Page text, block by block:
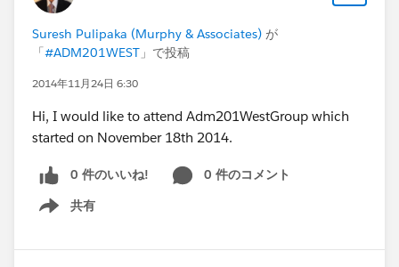
Suresh Pulipaka (Murphy & Associates) が
「#ADM201WEST 」で投稿
2014年11月24日 6:30
Hi, I would like to attend Adm201WestGroup which
started on November 18th 2014.
0 件のいいね!
0 件のコメント
共有
Show menu